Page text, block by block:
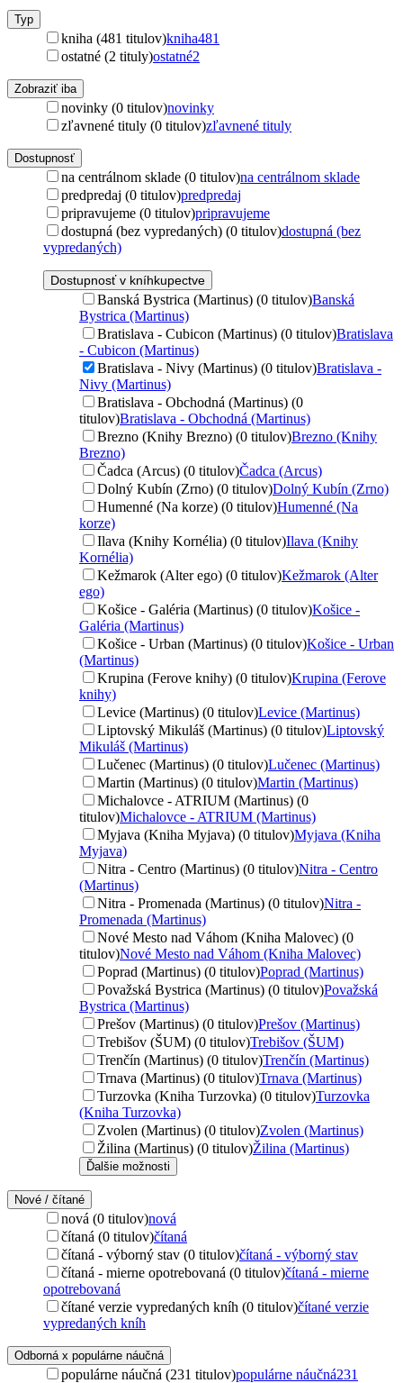
Typ
kniha (481 titulov)kniha481
ostatné (2 tituly)ostatné2
Zobraziť iba
novinky (0 titulov)novinky
zľavnené tituly (0 titulov)zľavnené tituly
Dostupnosť
na centrálnom sklade (0 titulov)na centrálnom sklade
predpredaj (0 titulov)predpredaj
pripravujeme (0 titulov)pripravujeme
dostupná (bez vypredaných) (0 titulov)dostupná (bez
vypredaných)
Dostupnosť v kníhkupectve
Banská Bystrica (Martinus) (0 titulov)Banská
Bystrica (Martinus)
Bratislava - Cubicon (Martinus) (0 titulov)Bratislava
- Cubicon (Martinus)
Bratislava - Nivy (Martinus) (0 titulov)Bratislava -
Nivy (Martinus)
Bratislava - Obchodná (Martinus) (0
titulov)Bratislava - Obchodná (Martinus)
Brezno (Knihy Brezno) (0 titulov)Brezno (Knihy
Brezno)
Čadca (Arcus) (0 titulov)Čadca (Arcus)
Dolný Kubín (Zrno) (0 titulov)Dolný Kubín (Zrno)
Humenné (Na korze) (0 titulov)Humenné (Na
korze)
Ilava (Knihy Kornélia) (0 titulov)Ilava (Knihy
Kornélia)
Kežmarok (Alter ego) (0 titulov)Kežmarok (Alter
ego)
Košice - Galéria (Martinus) (0 titulov)Košice -
Galéria (Martinus)
Košice - Urban (Martinus) (0 titulov)Košice - Urban
(Martinus)
Krupina (Ferove knihy) (0 titulov)Krupina (Ferove
knihy)
Levice (Martinus) (0 titulov)Levice (Martinus)
Liptovský Mikuláš (Martinus) (0 titulov)Liptovský
Mikuláš (Martinus)
Lučenec (Martinus) (0 titulov)Lučenec (Martinus)
Martin (Martinus) (0 titulov)Martin (Martinus)
Michalovce - ATRIUM (Martinus) (0
titulov)Michalovce - ATRIUM (Martinus)
Myjava (Kniha Myjava) (0 titulov)Myjava (Kniha
Myjava)
Nitra - Centro (Martinus) (0 titulov)Nitra - Centro
(Martinus)
Nitra - Promenada (Martinus) (0 titulov)Nitra -
Promenada (Martinus)
Nové Mesto nad Váhom (Kniha Malovec) (0
titulov)Nové Mesto nad Váhom (Kniha Malovec)
Poprad (Martinus) (0 titulov)Poprad (Martinus)
Považská Bystrica (Martinus) (0 titulov)Považská
Bystrica (Martinus)
Prešov (Martinus) (0 titulov)Prešov (Martinus)
Trebišov (ŠUM) (0 titulov)Trebišov (ŠUM)
Trenčín (Martinus) (0 titulov)Trenčín (Martinus)
Trnava (Martinus) (0 titulov)Trnava (Martinus)
Turzovka (Kniha Turzovka) (0 titulov)Turzovka
(Kniha Turzovka)
Zvolen (Martinus) (0 titulov)Zvolen (Martinus)
Žilina (Martinus) (0 titulov)Žilina (Martinus)
Ďalšie možnosti
Nové / čítané
nová (0 titulov)nová
čítaná (0 titulov)čítaná
čítaná - výborný stav (0 titulov)čítaná - výborný stav
čítaná - mierne opotrebovaná (0 titulov)čítaná - mierne
opotrebovaná
čítané verzie vypredaných kníh (0 titulov)čítané verzie
vypredaných kníh
Odborná x populárne náučná
populárne náučná (231 titulov)populárne náučná231